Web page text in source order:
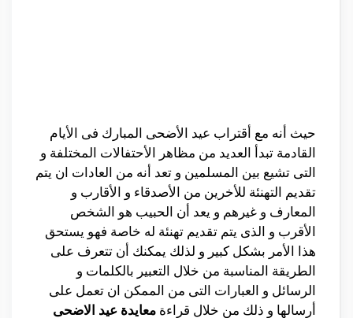
حيث أنه مع أقتراب عيد الأضحى المبارك فى الأيام
القادمة تبدأ العديد من مظاهر الأحتفالات المختلفة و
التى تشيع بين المسلمين و تعد أنه من العادات ان يتم
تقديم التهنئة للأخرين من الأصدقاء و الأقارب و
المعارف و غيرهم و يعد أن الحبيب هو الشخص
الأقرب و الذى يتم تقديم تهنئة له خاصة فهو يستحق
هذا الأمر بشكل كبير و لذلك يمكنك أن تتعرف على
الطريقة المناسبة من خلال التعبير بالكلمات و
الرسائل و العبارات التى من الممكن ان تعمل على
أرسالها و ذلك من خلال قراءة معايدة عيد الاضحى